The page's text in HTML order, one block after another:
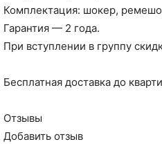
Комплектация: шокер,
Гарантия — 2 года.
При вступлении в группу
Бесплатная доставка до
Отзывы
Добавить отзыв